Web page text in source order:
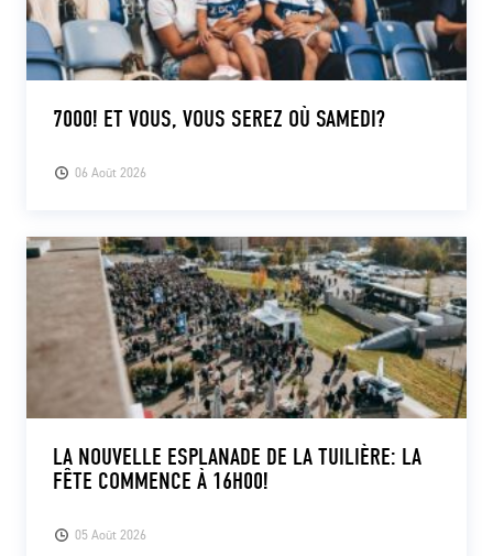
06 Août 2026
7000! ET VOUS, VOUS SEREZ OÙ SAMEDI?
05 Août 2026
LA NOUVELLE ESPLANADE DE LA TUILIÈRE: LA
FÊTE COMMENCE À 16H00!